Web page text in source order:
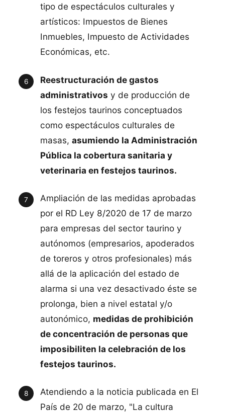
tipo de espectáculos culturales y
artísticos: Impuestos de Bienes
Inmuebles, Impuesto de Actividades
Económicas, etc.
Reestructuración de gastos
administrativos y de producción de
los festejos taurinos conceptuados
como espectáculos culturales de
masas,asumiendo la Administración
Pública la cobertura sanitaria y
veterinaria en festejos taurinos.
Ampliación de las medidas aprobadas
por el RD Ley 8/2020 de 17 de marzo
para empresas del sector taurino y
autónomos (empresarios, apoderados
de toreros y otros profesionales) más
allá de la aplicación del estado de
alarma si una vez desactivado éste se
prolonga, bien a nivel estatal y/o
autonómico, medidas de prohibición
de concentración de personas que
imposibiliten la celebración de los
festejos taurinos.
Atendiendo a la noticia publicada en El
País de 20 de marzo, "La cultura